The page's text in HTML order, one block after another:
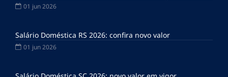
01 jun 2026
Salário Doméstica RS 2026: confira novo valor
01 jun 2026